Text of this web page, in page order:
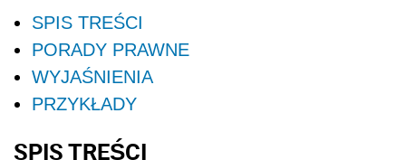
SPIS TREŚCI
PORADY PRAWNE
WYJAŚNIENIA
PRZYKŁADY
SPIS TREŚCI